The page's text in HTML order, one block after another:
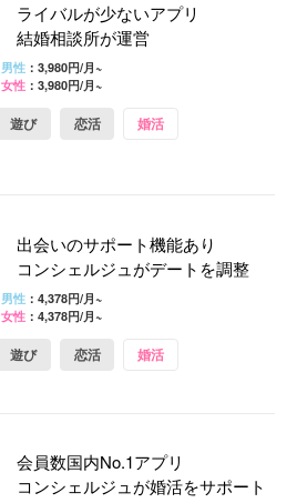
ライバルが少ないアプリ
結婚相談所が運営
男性：3,980円/月~
女性：3,980円/月~
遊び 恋活 婚活
出会いのサポート機能あり
コンシェルジュがデートを調整
男性：4,378円/月~
女性：4,378円/月~
遊び 恋活 婚活
会員数国内No.1アプリ
コンシェルジュが婚活をサポート